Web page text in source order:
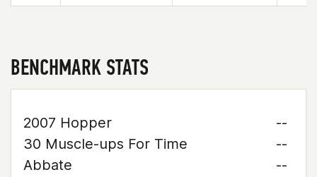
BENCHMARK STATS
2007 Hopper
--
30 Muscle-ups For Time
--
Abbate
--